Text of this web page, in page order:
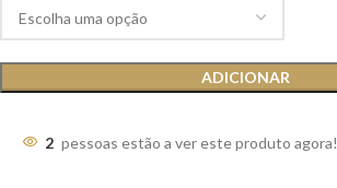
ADICIONAR
2 pessoas estão a ver este produto agora!